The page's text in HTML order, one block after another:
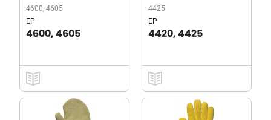
4600, 4605
EP
4600, 4605
4425
EP
4420, 4425